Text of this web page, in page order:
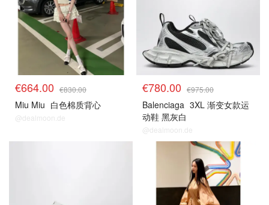
€664.00 €830.00
Miu Miu 白色棉质背心
@dealmoon.de
€780.00 €975.00
Balenciaga 3XL 渐变女款运
动鞋 黑灰白
@dealmoon.de